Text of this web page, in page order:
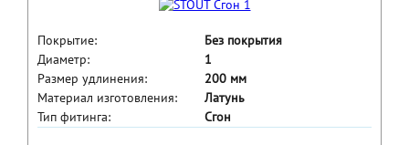
Покрытие:
Без покрытия
Диаметр:
1
Размер удлинения:
200 мм
Материал изготовления:
Латунь
Тип фитинга:
Сгон